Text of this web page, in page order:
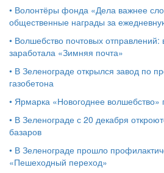
• Волонтёры фонда «Дела важнее
общественные награды за
• Волшебство почтовых отправлений:
заработала «Зимняя почта»
• В Зеленограде открылся завод по
газобетона
• Ярмарка «Новогоднее волшебство»
• В Зеленограде с 20 декабря
базаров
• В Зеленограде прошло
«Пешеходный переход»